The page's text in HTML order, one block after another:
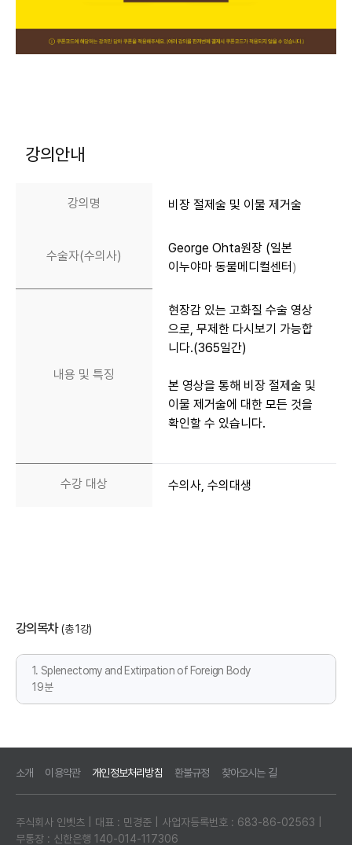
강의안내
강의명 비장 절제술 및 이물 제거술
수술자(수의사)
George Ohta원장 (일본
이누야마 동물메디컬센터 )
내용 및 특징
현장감 있는 고화질 수술 영상
으로, 무제한 다시보기 가능합
니다.(365일간)
본 영상을 통해 비장 절제술 및
이물 제거술에 대한 모든 것을
확인할 수 있습니다.
수강 대상 수의사, 수의대생
강의목차 (총 1강)
1. Splenectomy and Extirpation of Foreign Body
19분
소개 이용약관 개인정보처리방침 환불규정 찾아오시는 길
주식회사 인벳츠 | 대표 : 민경준 | 사업자등록번호 : 683-86-02563 |
무통장 : 신한은행 140-014-117306